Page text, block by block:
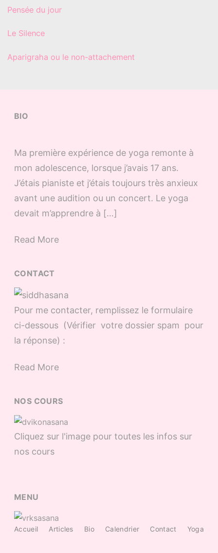
Pensée du jour
Le Silence
Aparigraha ou le non-attachement
BIO
Ma première expérience de yoga remonte à
mon adolescence, lorsque j’avais 17 ans.
J’étais pianiste et j’étais toujours très anxieux
avant une audition ou un concert. Le yoga
devait m’apprendre à […]
Read More
CONTACT
Pour me contacter, remplissez le formulaire
ci-dessous (Vérifier votre dossier spam pour
la réponse) :
Read More
NOS COURS
Cliquez sur l'image pour toutes les infos sur
nos cours
MENU
Accueil Articles Bio Calendrier Contact Yoga